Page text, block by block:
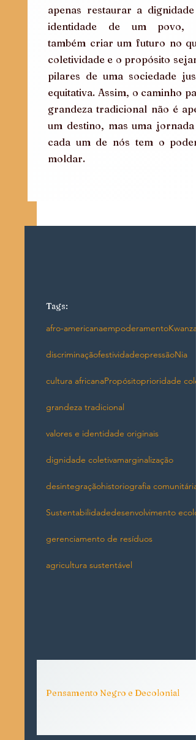
apenas restaurar a dignidade
identidade de um povo,
também criar um futuro no
coletividade e o propósito
pilares de uma sociedade
equitativa. Assim, o caminho
grandeza tradicional não é
um destino, mas uma jornada
cada um de nós tem o poder
moldar.
Tags:
afro-americanaempoderamentoKwanzaa
discriminaçãofestividadeopressãoNia
cultura africanaPropósitoprioridade
grandeza tradicional
valores e identidade originais
dignidade coletivamarginalização
desintegraçãohistoriografia comunitária
Sustentabilidadedesenvolvimento
gerenciamento de resíduos
agricultura sustentável
Pensamento Negro e Decolonial